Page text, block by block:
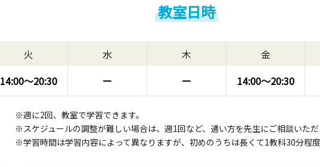
教室日時
火
14:00〜20:30
水
ー
木
ー
金
14:00〜20:30
※週に2回、教室で学習できます。
※スケジュールの調整が難しい場合は、週1回など、通い方を先生にご相談いた
※学習時間は学習内容によって異なりますが、初めのうちは長くて1教科30分程